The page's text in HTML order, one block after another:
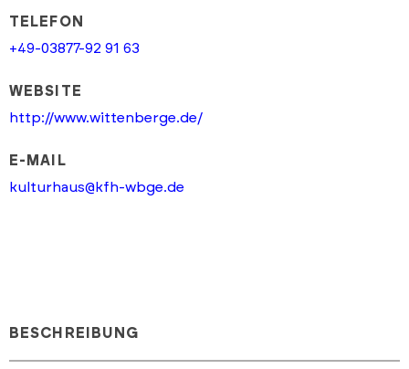
TELEFON
+49-03877-92 91 63
WEBSITE
http://www.wittenberge.de/
E-MAIL
kulturhaus@kfh-wbge.de
BESCHREIBUNG